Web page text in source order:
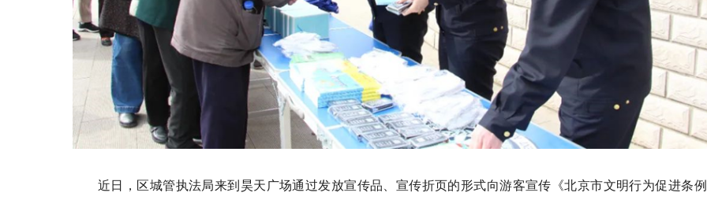
近日，区城管执法局来到昊天广场通过发放宣传品、宣传折页的形式向游客宣传《北京市文明行为促进条